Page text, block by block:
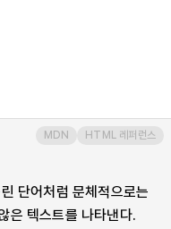
단어처럼 문체적으로는
은 텍스트를 나타낸다.
MDN HTML 레퍼런스